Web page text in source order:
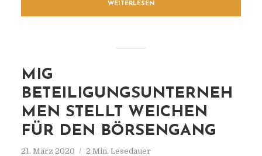
WEITERLESEN
MIG
BETEILIGUNGSUNTERNEH
MEN STELLT WEICHEN
FÜR DEN BÖRSENGANG
21. März 2020 2 Min. Lesedauer